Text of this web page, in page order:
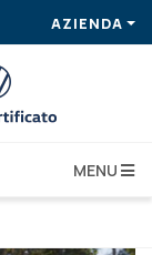
AZIENDA
MENU
ACT 150